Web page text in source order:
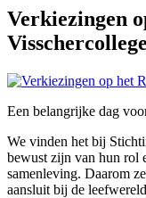
Verkiezingen
Visschercollege
Een belangrijke dag
We vinden het bij
bewust zijn van hun rol
samenleving. Daarom
aansluit bij de